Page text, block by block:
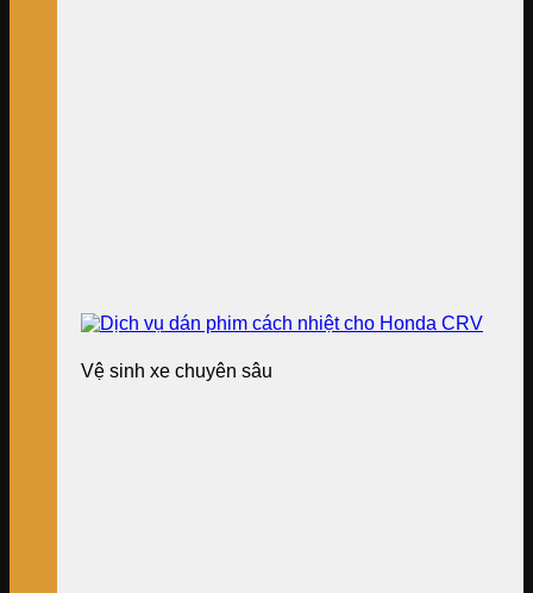
Vệ sinh xe chuyên sâu